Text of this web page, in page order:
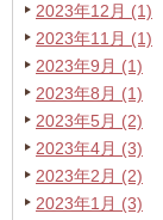
2023年12月 (1)
2023年11月 (1)
2023年9月 (1)
2023年8月 (1)
2023年5月 (2)
2023年4月 (3)
2023年2月 (2)
2023年1月 (3)